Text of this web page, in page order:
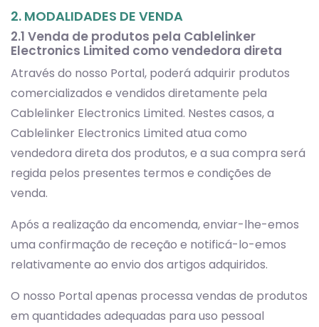
2. MODALIDADES DE VENDA
2.1 Venda de produtos pela Cablelinker
Electronics Limited como vendedora direta
Através do nosso Portal, poderá adquirir produtos
comercializados e vendidos diretamente pela
Cablelinker Electronics Limited. Nestes casos, a
Cablelinker Electronics Limited atua como
vendedora direta dos produtos, e a sua compra será
regida pelos presentes termos e condições de
venda.
Após a realização da encomenda, enviar-lhe-emos
uma confirmação de receção e notificá-lo-emos
relativamente ao envio dos artigos adquiridos.
O nosso Portal apenas processa vendas de produtos
em quantidades adequadas para uso pessoal